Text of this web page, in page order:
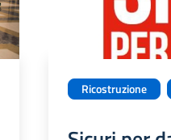
Ricostruzione